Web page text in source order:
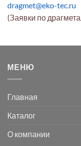
dragmet@eko-tec.ru
(Заявки по
МЕНЮ
Главная
Каталог
О компании